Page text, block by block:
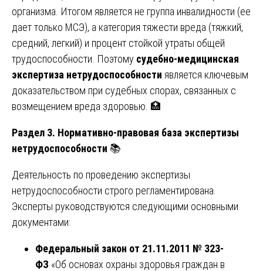
организма. Итогом является не группа инвалидности (ее
дает только МСЭ), а категория тяжести вреда (тяжкий,
средний, легкий) и процент стойкой утраты общей
трудоспособности. Поэтому судебно-медицинская
экспертиза нетрудоспособности является ключевым
доказательством при судебных спорах, связанных с
возмещением вреда здоровью. 🏥
Раздел 3. Нормативно-правовая база экспертизы
нетрудоспособности 📚
Деятельность по проведению экспертизы
нетрудоспособности строго регламентирована.
Эксперты руководствуются следующими основными
документами:
Федеральный закон от 21.11.2011 № 323-
ФЗ «Об основах охраны здоровья граждан в